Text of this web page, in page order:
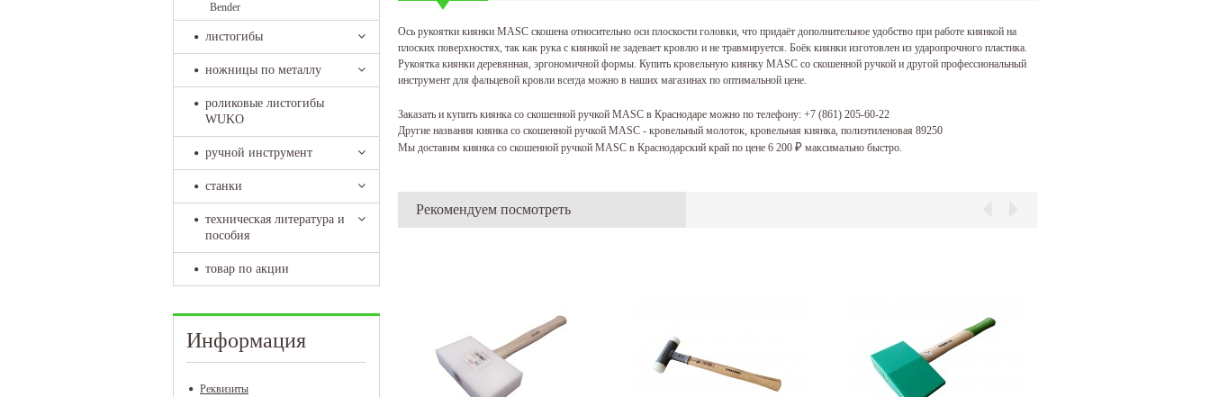
Bender
листогибы
ножницы по металлу
роликовые листогибы
WUKO
ручной инструмент
станки
техническая литература и
пособия
товар по акции
Информация
Реквизиты
Ось рукоятки киянки MASC скошена относительно оси плоскости головки, что придаёт дополнительное удобство при работе киянкой на
плоских поверхностях, так как рука с киянкой не задевает кровлю и не травмируется. Боёк киянки изготовлен из ударопрочного пластика.
Рукоятка киянки деревянная, эргономичной формы. Купить кровельную киянку MASC со скошенной ручкой и другой профессиональный
инструмент для фальцевой кровли всегда можно в наших магазинах по оптимальной цене.
Заказать и купить киянка со скошенной ручкой MASC в Краснодаре можно по телефону: +7 (861) 205-60-22
Другие названия киянка со скошенной ручкой MASC - кровельный молоток, кровельная киянка, полиэтиленовая 89250
Мы доставим киянка со скошенной ручкой MASC в Краснодарский край по цене 6 200 ₽ максимально быстро.
Рекомендуем посмотреть